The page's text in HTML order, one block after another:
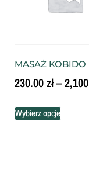
MASAŻ KOBIDO
230.00zł–
Wybierz opcje